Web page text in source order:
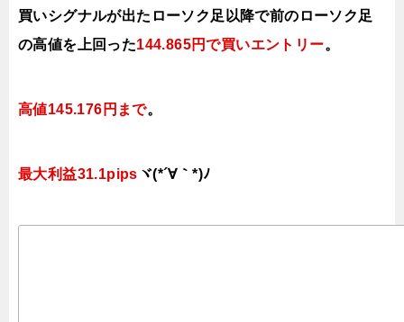
買いシグナルが出たローソク足以降で前のローソク足
の高値を上 回った144.865円で買いエントリー。
高値145.176円まで。
最大利益31.1pips ヾ(*´∀｀*)ﾉ